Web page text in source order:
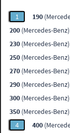
1 190
200 (Mercedes-
230 (Mercedes-
250 (Mercedes-
270 (Mercedes-
290 (Mercedes-
300 (Mercedes-
350 (Mercedes-
4
400